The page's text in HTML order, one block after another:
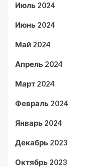
Июль 2024
Июнь 2024
Май 2024
Апрель 2024
Март 2024
Февраль 2024
Январь 2024
Декабрь 2023
Октябрь 2023